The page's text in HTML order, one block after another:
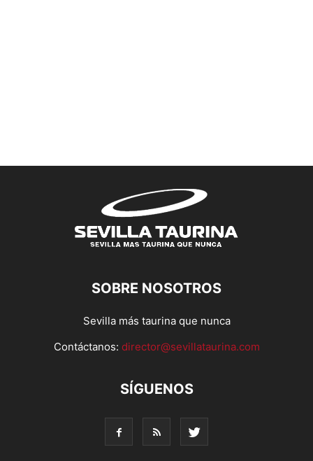
SOBRE NOSOTROS
Sevilla más taurina que nunca
Contáctanos: director@sevillataurina.com
SÍGUENOS